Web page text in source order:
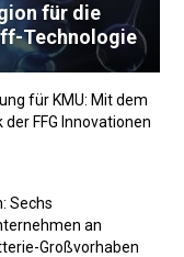
für die
Technologie
für KMU: Mit dem
FFG Innovationen
Sechs
an
Großvorhaben